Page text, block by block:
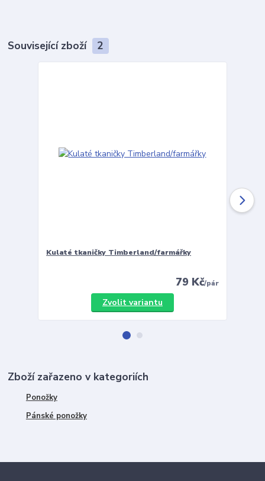
Související zboží 2
Kulaté tkaničky Timberland/farmářky
79 Kč/pár
Zvolit variantu
Zboží zařazeno v kategoriích
Ponožky
Pánské ponožky